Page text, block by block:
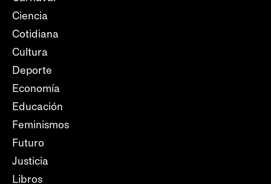
Ciencia
Cotidiana
Cultura
Deporte
Economía
Educación
Feminismos
Futuro
Justicia
Libros